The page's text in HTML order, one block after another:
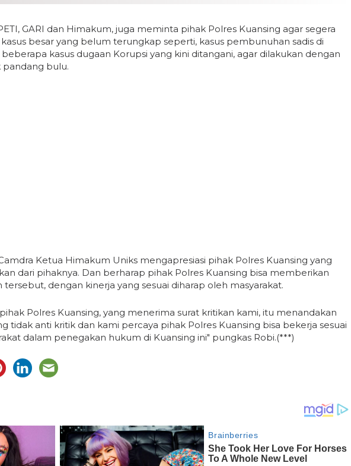
GARI dan Himakum, juga meminta pihak Polres Kuansing agar segera
besar yang belum terungkap seperti, kasus pembunuhan sadis di
kasus dugaan Korupsi yang kini ditangani, agar dilakukan dengan
pandang bulu.
Ketua Himakum Uniks mengapresiasi pihak Polres Kuansing yang
dari pihaknya. Dan berharap pihak Polres Kuansing bisa memberikan
tersebut, dengan kinerja yang sesuai diharap oleh masyarakat.
Polres Kuansing, yang menerima surat kritikan kami, itu menandakan
tidak anti kritik dan kami percaya pihak Polres Kuansing bisa bekerja sesuai
dalam penegakan hukum di Kuansing ini" pungkas Robi.(***)